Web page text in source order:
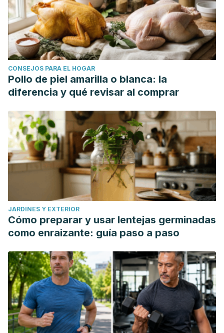
Safety of Ashwagandha Root Extract in Subclinical
Hypothyroid Patients: A Double-Blind, Randomized
Placebo-Controlled Trial.Journal of Alternative and
Complementary Medicine,24 (3), 243–248.
https://pubmed.ncbi.nlm.nih.gov/28829155/
Vasas, A., Orbán-Gyapai, O., & Hohmann, J. (2015). The
Genus Rumex: Review of traditional uses, phytochemistry
and pharmacology.Journal of Ethnopharmacology, 175,
198–228.https://pubmed.ncbi.nlm.nih.gov/26384001/
CONSEJOS PARA EL HOGAR
Pollo de piel amarilla o blanca: la
diferencia y qué revisar al comprar
JARDINES Y EXTERIOR
Cómo preparar y usar lentejas germinadas
como enraizante: guía paso a paso